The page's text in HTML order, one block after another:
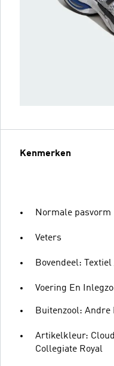
Kenmerken
Normale pasvorm
Veters
Bovendeel:
Voering En
Buitenzool: Andre
Artikelkleur:
Collegiate Royal